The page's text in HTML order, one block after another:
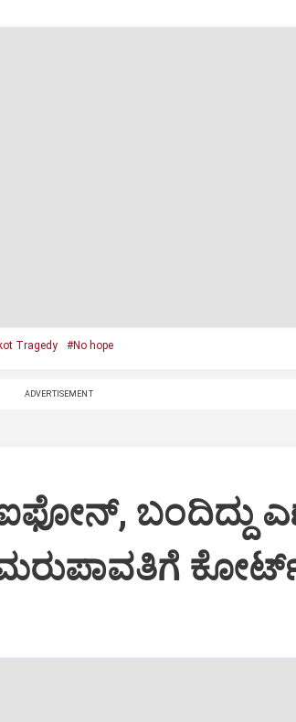
Tragedy #No hope
ADVERTISEMENT
ಬಂದಿದ್ದು